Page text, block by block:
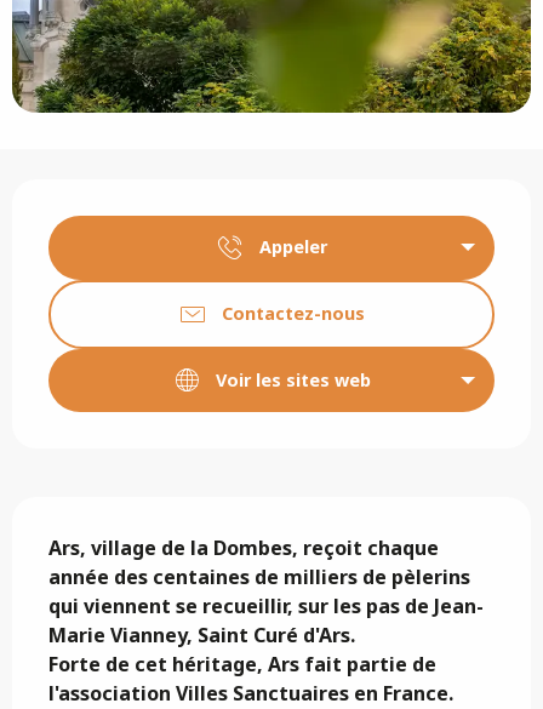
Appeler
Contactez-nous
Voir les sites web
Ars, village de la Dombes, reçoit chaque
année des centaines de milliers de pèlerins
qui viennent se recueillir, sur les pas de Jean-
Marie Vianney, Saint Curé d'Ars.
Forte de cet héritage, Ars fait partie de
l'association Villes Sanctuaires en France.